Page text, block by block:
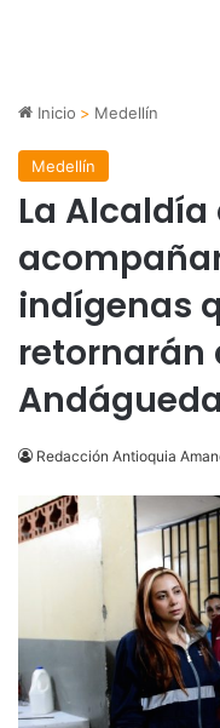
Inicio > Medellín
Medellín
La Alcaldía
indígenas
retornarán
Andágueda
Redacción Antioquia